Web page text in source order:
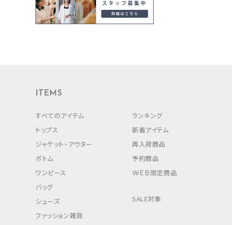
ITEMS
すべてのアイテム
トップス
ジャケット・アウター
ボトム
ワンピース
バッグ
シューズ
ファッション雑貨
ランキング
新着アイテム
再入荷商品
予約商品
ＷＥＢ限定商品
SALE対象